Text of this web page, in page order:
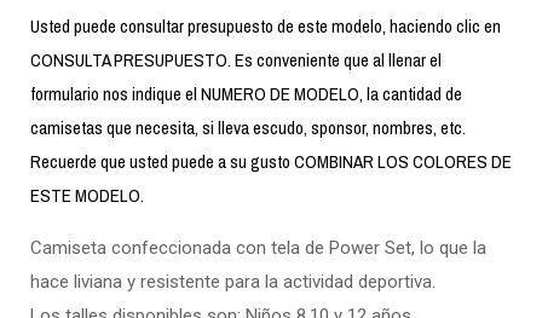
Usted puede consultar presupuesto de este modelo, haciendo clic en
CONSULTA PRESUPUESTO. Es conveniente que al llenar el
formulario nos indique el NUMERO DE MODELO, la cantidad de
camisetas que necesita, si lleva escudo, sponsor, nombres, etc.
Recuerde que usted puede a su gusto COMBINAR LOS COLORES DE
ESTE MODELO.
Camiseta confeccionada con tela de Power Set, lo que la
hace liviana y resistente para la actividad deportiva.